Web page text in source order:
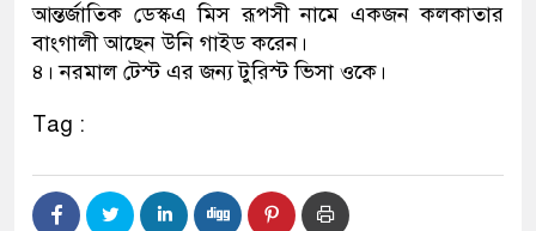
আন্তর্জাতিক ডেস্কএ মিস রূপসী নামে একজন কলকাতার
বাংগালী আছেন উনি গাইড করেন।
৪। নরমাল টেস্ট এর জন্য টুরিস্ট ভিসা ওকে।
Tag :